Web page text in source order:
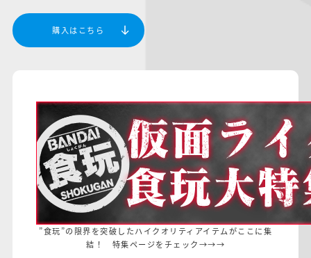
購入はこちら
”食玩”の限界を突破したハイクオリティアイテムがここに集
結！ 特集ページをチェック→→→